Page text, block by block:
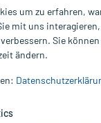
MwSt., ggf. zzgl.
Website werden
Behandlung durch
werden können. |
um zu erfahren,
mit uns
Sie
ändern.